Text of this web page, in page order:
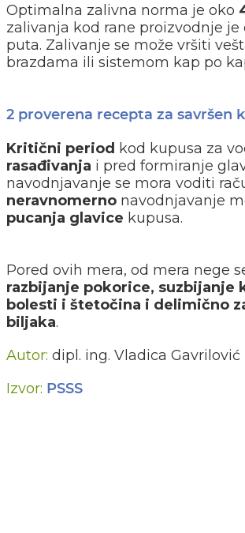
Optimalna zalivna norma je oko
zalivanja kod rane proizvodnje je
puta. Zalivanje se može vršiti
brazdama ili sistemom kap po
2 proverena recepta za savršen
Kritični period kod kupusa za
rasađivanja i pred formiranje
navodnjavanje se mora voditi
neravnomerno navodnjavanje
pucanja glavice kupusa.
Pored ovih mera, od mera nege
razbijanje pokorice, suzbijanje
bolesti i štetočina i delimično
biljaka.
Autor: dipl. ing. Vladica Gavrilović
Izvor: PSSS